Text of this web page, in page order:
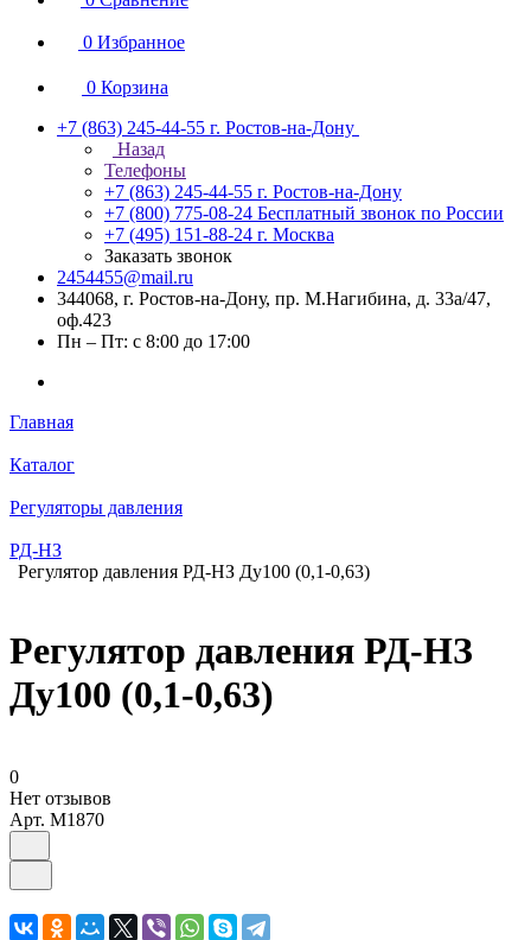
0 Избранное
0 Корзина
+7 (863) 245-44-55 г. Ростов-на-Дону
Назад
Телефоны
+7 (863) 245-44-55 г. Ростов-на-Дону
+7 (800) 775-08-24 Бесплатный звонок по России
+7 (495) 151-88-24 г. Москва
Заказать звонок
2454455@mail.ru
344068, г. Ростов-на-Дону, пр. М.Нагибина, д. 33а/47,
оф.423
Пн – Пт: с 8:00 до 17:00
Главная
Каталог
Регуляторы давления
РД-НЗ
Регулятор давления РД-НЗ Ду100 (0,1-0,63)
Регулятор давления РД-НЗ
Ду100 (0,1-0,63)
0
Нет отзывов
Арт. M1870